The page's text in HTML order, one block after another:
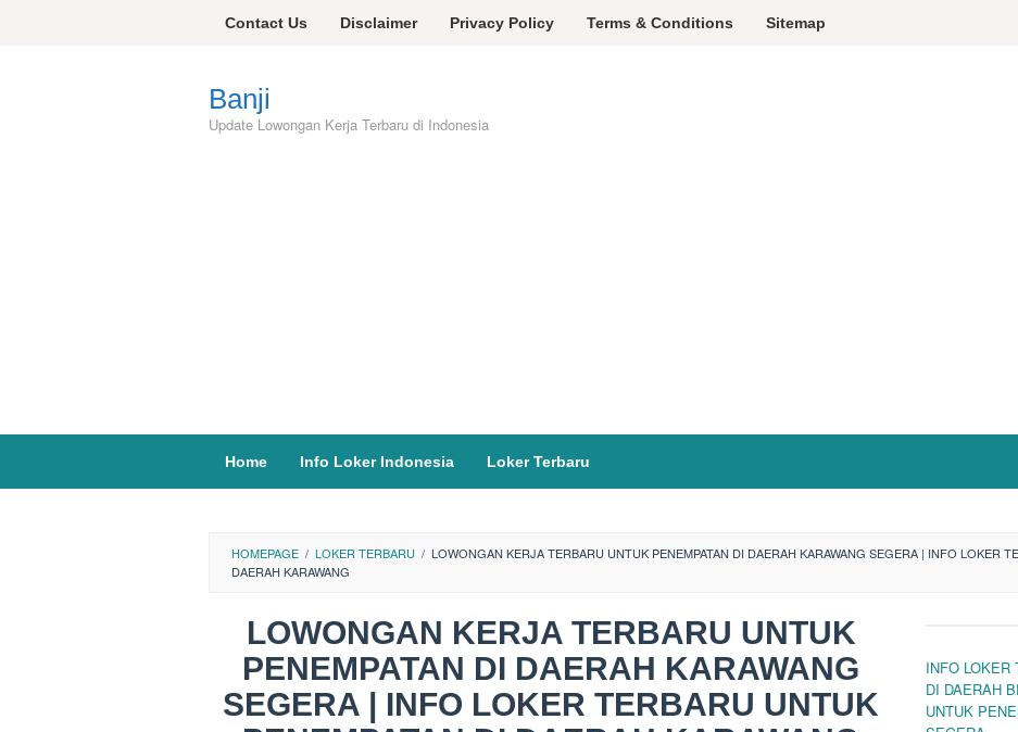
Contact Us Disclaimer Privacy Policy Terms & Conditions Sitemap
Banji
Update Lowongan Kerja Terbaru di Indonesia
Home Info Loker Indonesia Loker Terbaru
HOMEPAGE / LOKER TERBARU / LOWONGAN KERJA TERBARU UNTUK PENEMPATAN DI DAERAH KARAWANG SEGERA | INFO LOKER
DAERAH KARAWANG
LOWONGAN KERJA TERBARU UNTUK
PENEMPATAN DI DAERAH KARAWANG
SEGERA | INFO LOKER TERBARU UNTUK
INFO LOKER
DI DAERAH
UNTUK